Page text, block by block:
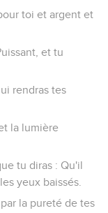
toi et argent et
et tu
rendras tes
la lumière
tu diras : Qu'il
yeux baissés.
la pureté de tes